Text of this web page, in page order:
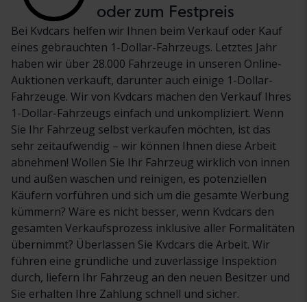
oder zum Festpreis
Bei Kvdcars helfen wir Ihnen beim Verkauf oder Kauf
eines gebrauchten 1-Dollar-Fahrzeugs. Letztes Jahr
haben wir über 28.000 Fahrzeuge in unseren Online-
Auktionen verkauft, darunter auch einige 1-Dollar-
Fahrzeuge. Wir von Kvdcars machen den Verkauf Ihres
1-Dollar-Fahrzeugs einfach und unkompliziert. Wenn
Sie Ihr Fahrzeug selbst verkaufen möchten, ist das
sehr zeitaufwendig – wir können Ihnen diese Arbeit
abnehmen! Wollen Sie Ihr Fahrzeug wirklich von innen
und außen waschen und reinigen, es potenziellen
Käufern vorführen und sich um die gesamte Werbung
kümmern? Wäre es nicht besser, wenn Kvdcars den
gesamten Verkaufsprozess inklusive aller Formalitäten
übernimmt? Überlassen Sie Kvdcars die Arbeit. Wir
führen eine gründliche und zuverlässige Inspektion
durch, liefern Ihr Fahrzeug an den neuen Besitzer und
Sie erhalten Ihre Zahlung schnell und sicher.